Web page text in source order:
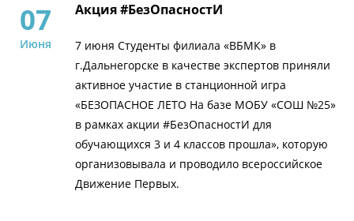
07
Июня
Акция #БезОпасностИ
7 июня Студенты филиала «ВБМК» в
г.Дальнегорске в качестве экспертов приняли
активное участие в станционной игра
«БЕЗОПАСНОЕ ЛЕТО На базе МОБУ «СОШ №25»
в рамках акции #БезОпасностИ для
обучающихся 3 и 4 классов прошла», которую
организовывала и проводило всероссийское
Движение Первых.